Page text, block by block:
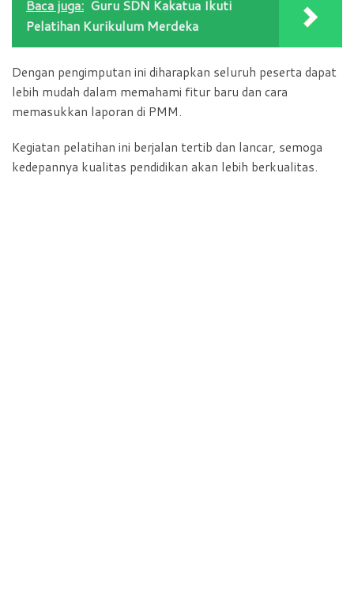
Baca juga: Guru SDN Kakatua Ikuti
Pelatihan Kurikulum Merdeka
Dengan pengimputan ini diharapkan seluruh peserta dapat
lebih mudah dalam memahami fitur baru dan cara
memasukkan laporan di PMM.
Kegiatan pelatihan ini berjalan tertib dan lancar, semoga
kedepannya kualitas pendidikan akan lebih berkualitas.